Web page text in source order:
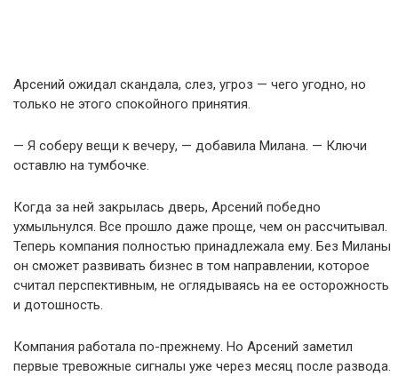
Арсений ожидал скандала, слез, угроз — чего угодно, но
только не этого спокойного принятия.
— Я соберу вещи к вечеру, — добавила Милана. — Ключи
оставлю на тумбочке.
Когда за ней закрылась дверь, Арсений победно
ухмыльнулся. Все прошло даже проще, чем он рассчитывал.
Теперь компания полностью принадлежала ему. Без Миланы
он сможет развивать бизнес в том направлении, которое
считал перспективным, не оглядываясь на ее осторожность
и дотошность.
Компания работала по-прежнему. Но Арсений заметил
первые тревожные сигналы уже через месяц после развода.